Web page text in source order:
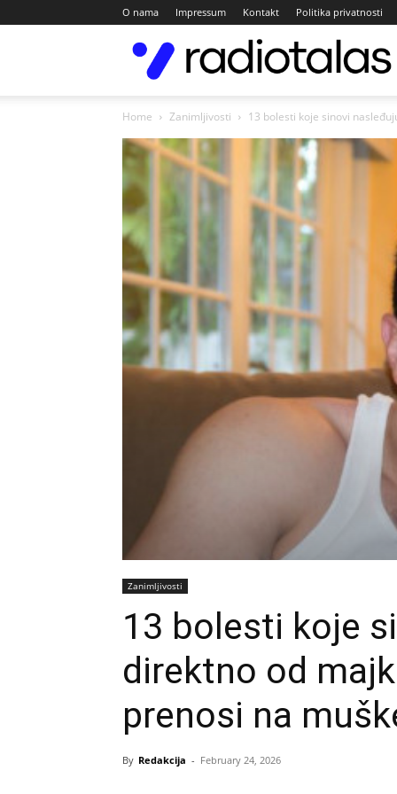
O nama Impressum Kontakt Politika privatnosti
Home Zanimljivosti 13 bolesti koje sinovi
Zanimljivosti
13 bolesti koje
direktno od
prenosi na
By Redakcija - February 24, 2026